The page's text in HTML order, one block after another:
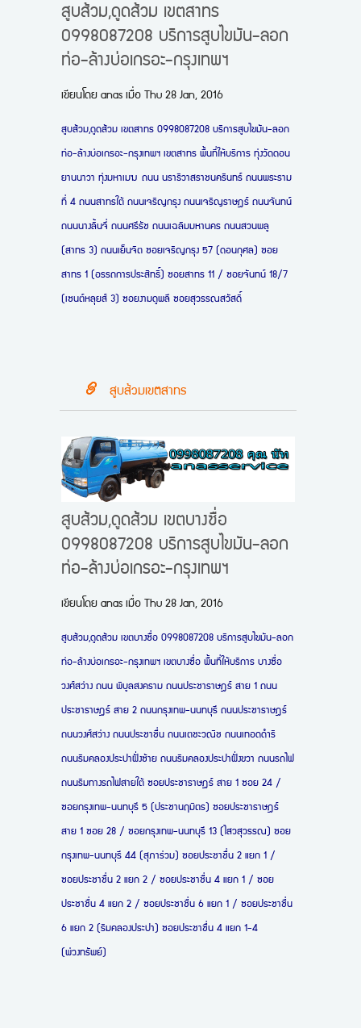
สูบส้วม,ดูดส้วม เขตสาทร
0998087208 บริการสูบไขมัน-ลอก
ท่อ-ล้างบ่อเกรอะ-กรุงเทพฯ
เขียนโดย anas เมื่อ Thu 28 Jan, 2016
สูบส้วม,ดูดส้วม เขตสาทร 0998087208 บริการสูบไขมัน-ลอก
ท่อ-ล้างบ่อเกรอะ-กรุงเทพฯ เขตสาทร พื้นที่ให้บริการ ทุ่งวัดดอน
ยานนาวา ทุ่งมหาเมฆ ถนน นราธิวาสราชนครินทร์ ถนนพระราม
ที่ 4 ถนนสาทรใต้ ถนนเจริญกรุง ถนนเจริญราษฎร์ ถนนจันทน์
ถนนนางลิ้นจี่ ถนนศรีรัช ถนนเฉลิมมหานคร ถนนสวนพลู
(สาทร 3) ถนนเย็นจิต ซอยเจริญกรุง 57 (ดอนกุศล) ซอย
สาทร 1 (อรรถการประสิทธิ์) ซอยสาทร 11 / ซอยจันทน์ 18/7
(เซนต์หลุยส์ 3) ซอยงามดูพลี ซอยสุวรรณสวัสดิ์
สูบส้วมเขตสาทร
สูบส้วม,ดูดส้วม เขตบางซื่อ
0998087208 บริการสูบไขมัน-ลอก
ท่อ-ล้างบ่อเกรอะ-กรุงเทพฯ
เขียนโดย anas เมื่อ Thu 28 Jan, 2016
สูบส้วม,ดูดส้วม เขตบางซื่อ 0998087208 บริการสูบไขมัน-ลอก
ท่อ-ล้างบ่อเกรอะ-กรุงเทพฯ เขตบางซื่อ พื้นที่ให้บริการ บางซื่อ
วงศ์สว่าง ถนน พิบูลสงคราม ถนนประชาราษฎร์ สาย 1 ถนน
ประชาราษฎร์ สาย 2 ถนนกรุงเทพ-นนทบุรี ถนนประชาราษฎร์
ถนนวงศ์สว่าง ถนนประชาชื่น ถนนเตชะวณิช ถนนเทอดดำริ
ถนนริมคลองประปาฝั่งซ้าย ถนนริมคลองประปาฝั่งขวา ถนนรถไฟ
ถนนริมทางรถไฟสายใต้ ซอยประชาราษฎร์ สาย 1 ซอย 24 /
ซอยกรุงเทพ-นนทบุรี 5 (ประชานฤมิตร) ซอยประชาราษฎร์
สาย 1 ซอย 28 / ซอยกรุงเทพ-นนทบุรี 13 (ไสวสุวรรณ) ซอย
กรุงเทพ-นนทบุรี 44 (สุภาร่วม) ซอยประชาชื่น 2 แยก 1 /
ซอยประชาชื่น 2 แยก 2 / ซอยประชาชื่น 4 แยก 1 / ซอย
ประชาชื่น 4 แยก 2 / ซอยประชาชื่น 6 แยก 1 / ซอยประชาชื่น
6 แยก 2 (ริมคลองประปา) ซอยประชาชื่น 4 แยก 1-4
(พ่วงทรัพย์)